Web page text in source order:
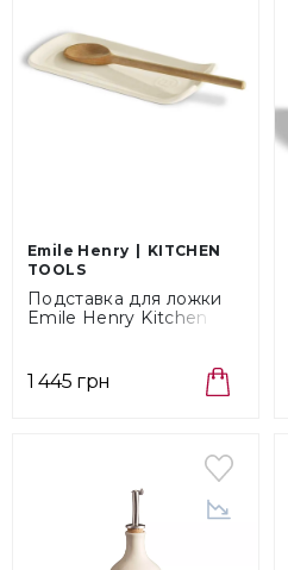
Emile Henry
KITCHEN
TOOLS
Подставка для ложки
Emile Henry Kitchen
1 445 грн